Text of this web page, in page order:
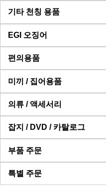
기타 천칭 용품
EGI 오징어
편의용품
미끼 / 집어용품
의류 / 액세서리
잡지 / DVD / 카탈로그
부품 주문
특별 주문